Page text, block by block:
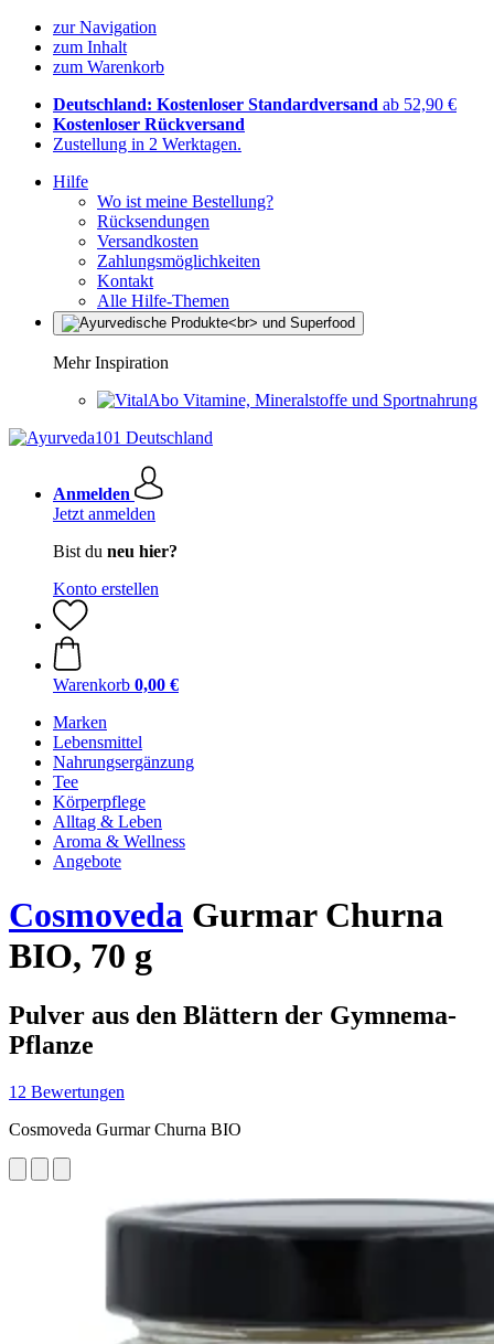
zur Navigation
zum Inhalt
zum Warenkorb
Deutschland: Kostenloser Standardversand ab 52,90 €
Kostenloser Rückversand
Zustellung in 2 Werktagen.
Hilfe
Wo ist meine Bestellung?
Rücksendungen
Versandkosten
Zahlungsmöglichkeiten
Kontakt
Alle Hilfe-Themen
Mehr Inspiration
Vitamine, Mineralstoffe und Sportnahrung
Anmelden
Jetzt anmelden
Bist du neu hier?
Konto erstellen
Warenkorb 0,00 €
Marken
Lebensmittel
Nahrungsergänzung
Tee
Körperpflege
Alltag & Leben
Aroma & Wellness
Angebote
Cosmoveda Gurmar Churna
BIO, 70 g
Pulver aus den Blättern der Gymnema-
Pflanze
12 Bewertungen
Cosmoveda Gurmar Churna BIO